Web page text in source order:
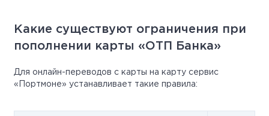
Какие существуют ограничения при
пополнении карты «ОТП Банка»
Для онлайн-переводов с карты на карту сервис
«Портмоне» устанавливает такие правила: